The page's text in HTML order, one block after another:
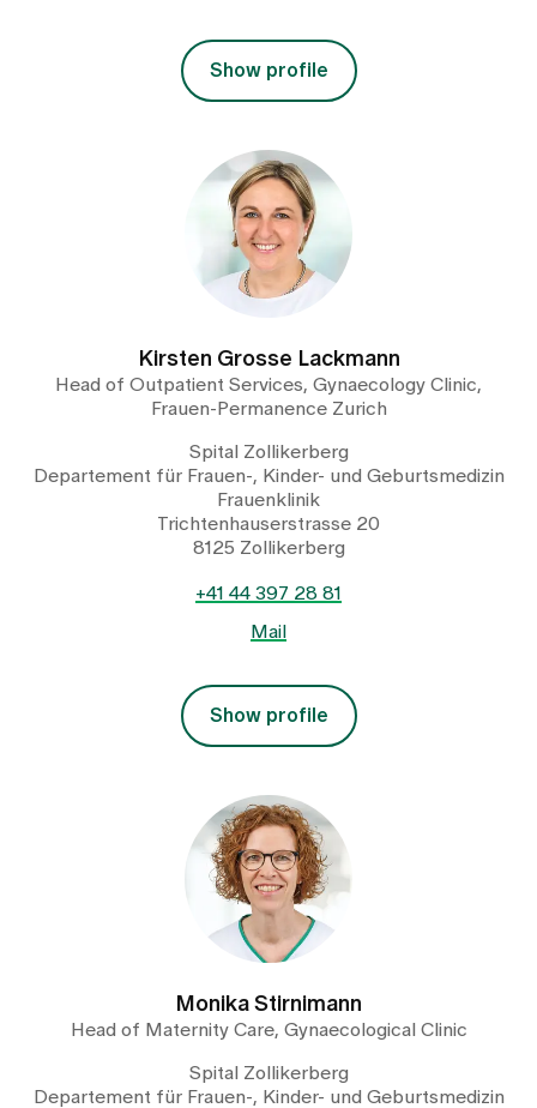
Show profile
Kirsten Grosse Lackmann
Head of Outpatient Services, Gynaecology Clinic,
Frauen-Permanence Zurich
Spital Zollikerberg
Departement für Frauen-, Kinder- und Geburtsmedizin
Frauenklinik
Trichtenhauserstrasse 20
8125 Zollikerberg
+41 44 397 28 81
Mail
Show profile
Monika Stirnimann
Head of Maternity Care, Gynaecological Clinic
Spital Zollikerberg
Departement für Frauen-, Kinder- und Geburtsmedizin